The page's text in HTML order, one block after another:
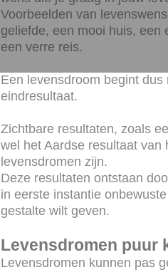
Voorbeelden van
geliefde, een mooi huis, een
een verre reis.
Een levensdroom begint
eindresultaat.
Zichtbare resultaten, zoals
wel het Aardse resultaat van
levensdromen zijn.
Deze resultaten ontstaan
in eerste instantie
gestalte wilt geven.
Levensdromen puur
Levensdromen kunnen pas